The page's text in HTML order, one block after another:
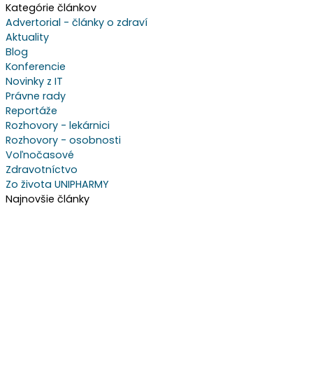
Kategórie článkov
Advertorial - články o zdraví
Aktuality
Blog
Konferencie
Novinky z IT
Právne rady
Reportáže
Rozhovory - lekárnici
Rozhovory - osobnosti
Voľnočasové
Zdravotníctvo
Zo života UNIPHARMY
Najnovšie články